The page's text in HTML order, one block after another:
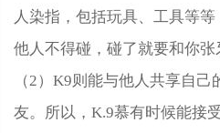
人染指，包括玩具、工具等
他人不得碰，碰了就要和你张
（2）K9则能与他人共享自
友。所以，K.9慕有时候能接